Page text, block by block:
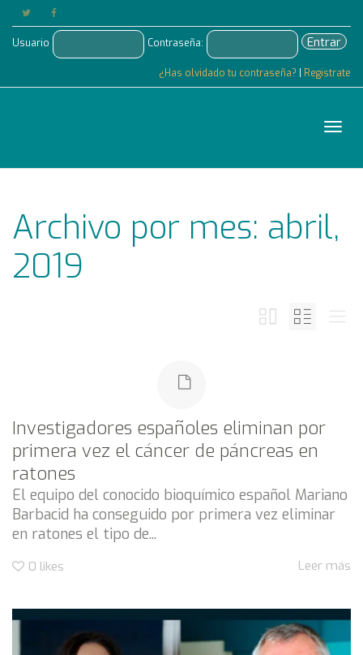
Usuario Contraseña: Entrar
¿Has olvidado tu contraseña? Registrate
Archivo por mes: abril,
2019
Investigadores españoles eliminan por
primera vez el cáncer de páncreas en
ratones
El equipo del conocido bioquímico español Mariano
Barbacid ha conseguido por primera vez eliminar
en ratones el tipo de...
0 likes Leer más